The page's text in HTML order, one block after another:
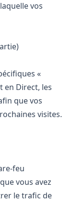
vos
«
en Direct, les
que vos
visites.
feu
vous avez
le trafic de